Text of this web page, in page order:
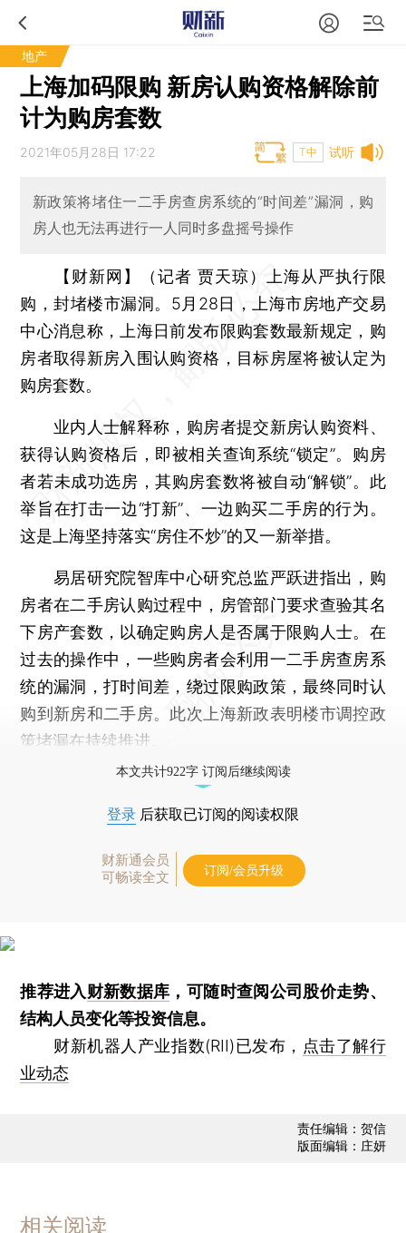
地产
上海加码限购 新房认购资格解除前
计为购房套数
试听
2021年05月28日 17:22 T中
新政策将堵住一二手房查房系统的“时间差”漏洞，购
房人也无法再进行一人同时多盘摇号操作
【财新网】（记者 贾天琼）
上海从严执行限
购，封堵楼市漏洞。5月28日，上海市房地产交易
中心消息称，上海日前发布限购套数最新规定，购
房者取得新房入围认购资格，目标房屋将被认定为
购房套数。
业内人士解释称，购房者提交新房认购资料、
获得认购资格后，即被相关查询系统“锁定”。购房
者若未成功选房，其购房套数将被自动“解锁”。此
举旨在打击一边“打新”、一边购买二手房的行为。
这是上海坚持落实“房住不炒”的又一新举措。
易居研究院智库中心研究总监严跃进指出，购
房者在二手房认购过程中，房管部门要求查验其名
下房产套数，以确定购房人是否属于限购人士。在
过去的操作中，一些购房者会利用一二手房查房系
统的漏洞，打时间差，绕过限购政策，最终同时认
购到新房和二手房。此次上海新政表明楼市调控政
策堵漏在持续推进。
本文共计922字 订阅后继续阅读
登录 后获取已订阅的阅读权限
财新通会员
可畅读全文
订阅/会员升级
推荐进入财新数据库 ，可随时查阅公司股价走势、
结构人员变化等投资信息。
财新机器人产业指数(RII)已发布， 点击了解行
业动态
责任编辑：贺信
版面编辑：庄妍
相关阅读